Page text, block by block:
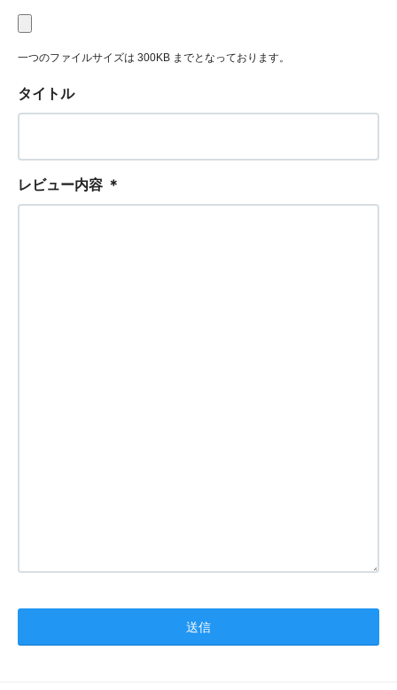
一つのファイルサイズは 300KB までとなっております。
タイトル
レビュー内容 ＊